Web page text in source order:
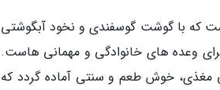
که با گوشت گوسفندی و نخود آبگوشتی
وعده های خانوادگی و مهمانی هاست.
خوش طعم و سنتی آماده گردد که